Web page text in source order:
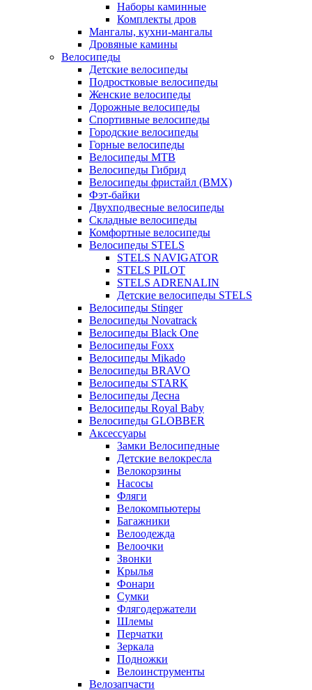
Наборы каминные
Комплекты дров
Мангалы, кухни-мангалы
Дровяные камины
Велосипеды
Детские велосипеды
Подростковые велосипеды
Женские велосипеды
Дорожные велосипеды
Спортивные велосипеды
Городские велосипеды
Горные велосипеды
Велосипеды MTB
Велосипеды Гибрид
Велосипеды фристайл (BMX)
Фэт-байки
Двухподвесные велосипеды
Складные велосипеды
Комфортные велосипеды
Велосипеды STELS
STELS NAVIGATOR
STELS PILOT
STELS ADRENALIN
Детские велосипеды STELS
Велосипеды Stinger
Велосипеды Novatrack
Велосипеды Black One
Велосипеды Foxx
Велосипеды Mikado
Велосипеды BRAVO
Велосипеды STARK
Велосипеды Десна
Велосипеды Royal Baby
Велосипеды GLOBBER
Аксессуары
Замки Велосипедные
Детские велокресла
Велокорзины
Насосы
Фляги
Велокомпьютеры
Багажники
Велоодежда
Велоочки
Звонки
Крылья
Фонари
Сумки
Флягодержатели
Шлемы
Перчатки
Зеркала
Подножки
Велоинструменты
Велозапчасти